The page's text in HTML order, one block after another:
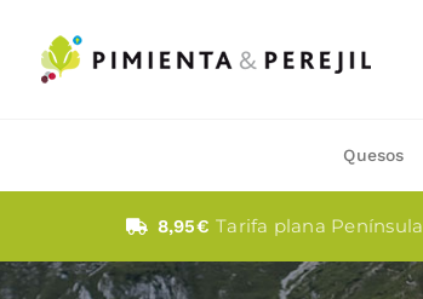
contenido
Quesos
8,95€Tarifa plana Península